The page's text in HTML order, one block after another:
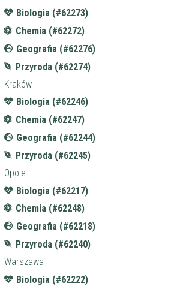
Biologia (#62273)
Chemia (#62272)
Geografia (#62276)
Przyroda (#62274)
Kraków
Biologia (#62246)
Chemia (#62247)
Geografia (#62244)
Przyroda (#62245)
Opole
Biologia (#62217)
Chemia (#62248)
Geografia (#62218)
Przyroda (#62240)
Warszawa
Biologia (#62222)